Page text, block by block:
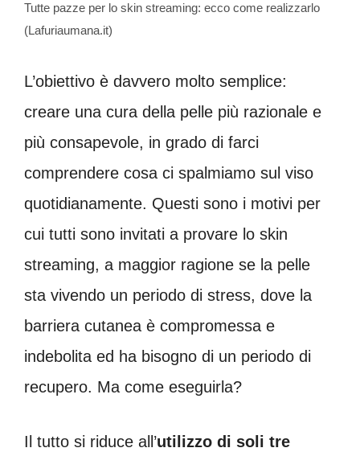
Tutte pazze per lo skin streaming: ecco come realizzarlo
(Lafuriaumana.it)
L’obiettivo è davvero molto semplice:
creare una cura della pelle più razionale e
più consapevole, in grado di farci
comprendere cosa ci spalmiamo sul viso
quotidianamente. Questi sono i motivi per
cui tutti sono invitati a provare lo skin
streaming, a maggior ragione se la pelle
sta vivendo un periodo di stress, dove la
barriera cutanea è compromessa e
indebolita ed ha bisogno di un periodo di
recupero. Ma come eseguirla?
Il tutto si riduce all’utilizzo di soli tre